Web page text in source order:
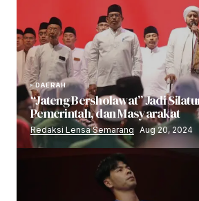
DAERAH
“Jateng Bersholawat” Jadi
Pemerintah, dan Masyarakat
Redaksi Lensa Semarang Aug 20, 2024